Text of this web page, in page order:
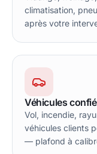
climatisation,
après votre
Véhicules
Vol, incendie,
véhicules clients
— plafond à